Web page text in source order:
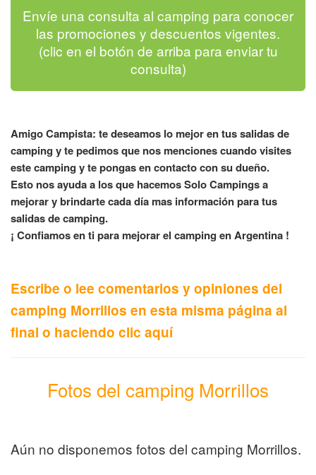
Envíe una consulta al camping para conocer
las promociones y descuentos vigentes.
(clic en el botón de arriba para enviar tu
consulta)
Amigo Campista: te deseamos lo mejor en tus salidas de
camping y te pedimos que nos menciones cuando visites
este camping y te pongas en contacto con su dueño.
Esto nos ayuda a los que hacemos Solo Campings a
mejorar y brindarte cada día mas información para tus
salidas de camping.
¡ Confiamos en ti para mejorar el camping en Argentina !
Escribe o lee comentarios y opiniones del
camping Morrillos en esta misma página al
final o haciendo clic aquí
Fotos del camping Morrillos
Aún no disponemos fotos del camping Morrillos.